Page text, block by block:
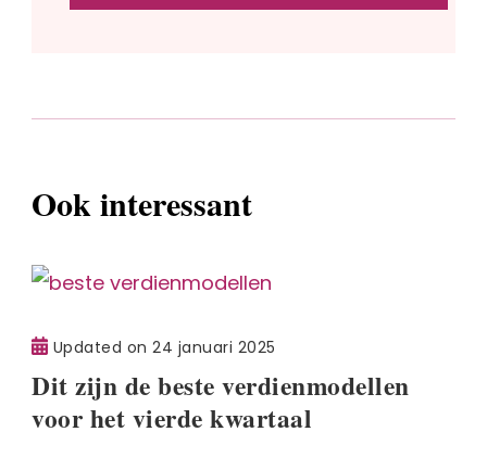
Ook interessant
Updated on24 januari 2025
Dit zijn de beste verdienmodellen
voor het vierde kwartaal